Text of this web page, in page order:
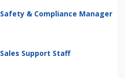
Safety & Compliance Manager
Sales Support Staff